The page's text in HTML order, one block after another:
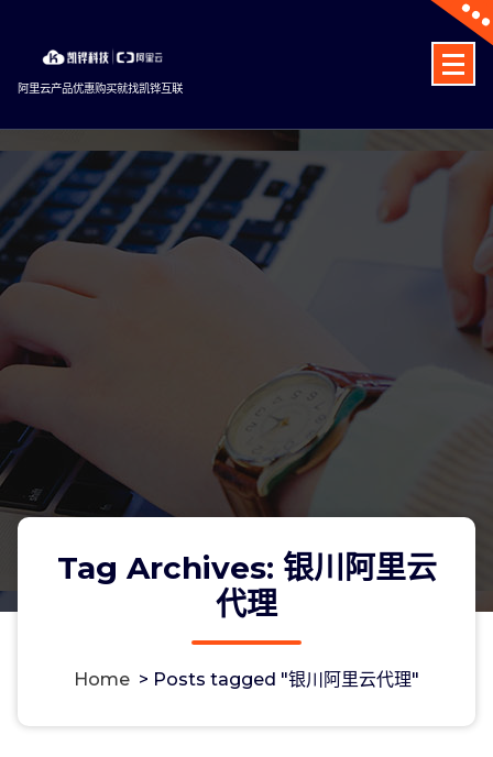
content
阿里云产品优惠购买就找凯铧互联
Tag Archives: 银川阿里云
代理
Home > Posts tagged "银川阿里云代理"